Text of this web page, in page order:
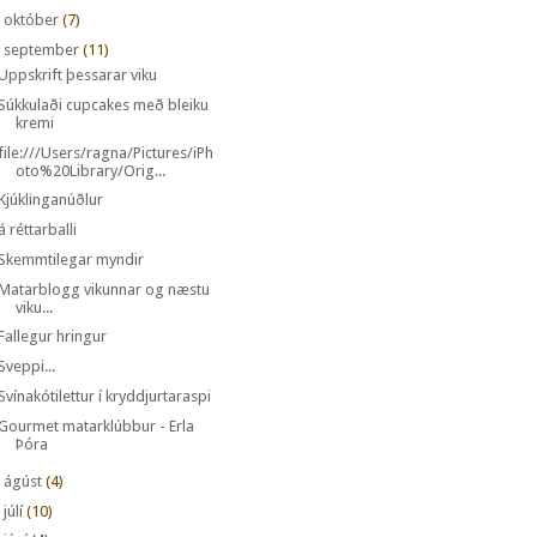
október (7)
september (11)
þessarar viku
cupcakes með bleiku
kremi
Users/ragna/Pictures/iPh
oto%20Library/Orig...
réttarballi
myndir
vikunnar og næstu
viku...
hringur
í kryddjurtaraspi
matarklúbbur - Erla
Þóra
ágúst (4)
júlí (10)